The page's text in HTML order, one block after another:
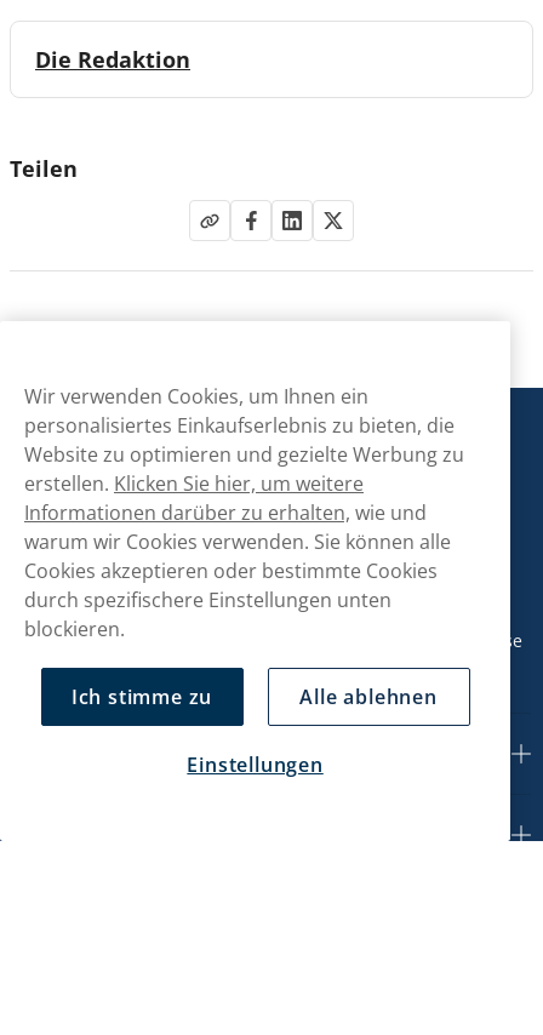
Die Redaktion
Teilen
Snusmarkt
Kontaktiere uns!
hallo@snusmarkt.ch
+410800561053
Mo/Di: 08:30-17 Uhr (Pause 12-13) Mi/Do: 10:30-19 Uhr (Pause
14-15) Fr: 09-17 Uhr (Pause 12-13)
Wir verwenden Cookies, um Ihnen ein
personalisiertes Einkaufserlebnis zu bieten, die
Website zu optimieren und gezielte Werbung zu
erstellen. Klicken Sie hier, um weitere
Informationen darüber zu erhalten, wie und
warum wir Cookies verwenden. Sie können alle
Cookies akzeptieren oder bestimmte Cookies
durch spezifischere Einstellungen unten
blockieren.
Ich stimme zu Alle ablehnen
Einstellungen